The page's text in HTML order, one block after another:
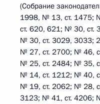
(Собрание
1998, № 13, ст. 1475;
ст. 620, 621; № 30, ст.
№ 30, ст. 3029, 3033;
№ 27, ст. 2700; № 46,
№ 25, ст. 2484; № 35,
№ 14, ст. 1212; № 40,
№ 19, ст. 2062; № 28,
3123; № 41, ст. 4206;